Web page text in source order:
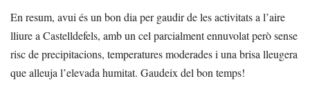
En resum, avui és un bon dia per gaudir de les activitats a l’aire
lliure a Castelldefels, amb un cel parcialment ennuvolat però sense
risc de precipitacions, temperatures moderades i una brisa lleugera
que alleuja l’elevada humitat. Gaudeix del bon temps!